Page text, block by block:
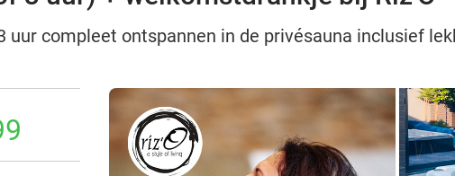
uur compleet ontspannen in de privésauna inclusief